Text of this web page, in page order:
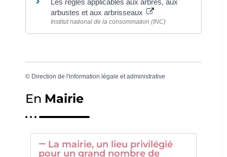
Les règles applicables aux arbres, aux
arbustes et aux arbrisseaux
Institut national de la consommation (INC)
© Direction de l'information légale et administrative
En Mairie
La mairie, un lieu privilégié
pour un grand nombre de